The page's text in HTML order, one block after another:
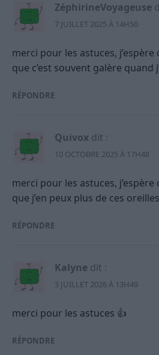
ZéphirineVoyageuse
7 JUILLET 2025 À 14H50
merci pour les astuces,
que c’est souvent galère quand
RÉPONDRE
Quivox dit :
10 OCTOBRE 2025 À 17H48
merci pour les astuces,
que j’en peux plus de ces
RÉPONDRE
Kalyne dit :
3 JUILLET 2026 À 13H49
merci pour les astuces 👍
RÉPONDRE